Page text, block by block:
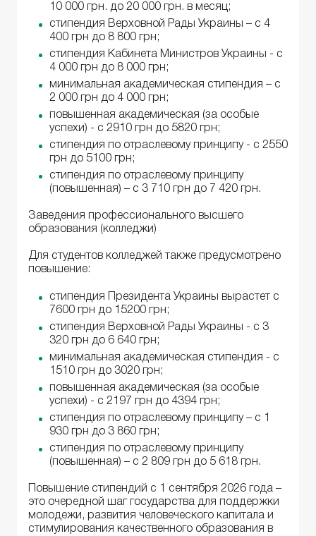
10 000 грн. до 20 000 грн. в месяц;
стипендия Верховной Рады Украины – с 4
400 грн до 8 800 грн;
стипендия Кабинета Министров Украины - с
4 000 грн до 8 000 грн;
минимальная академическая стипендия – с
2 000 грн до 4 000 грн;
повышенная академическая (за особые
успехи) - с 2910 грн до 5820 грн;
стипендия по отраслевому принципу - с 2550
грн до 5100 грн;
стипендия по отраслевому принципу
(повышенная) – с 3 710 грн до 7 420 грн.
Заведения профессионального высшего
образования (колледжи)
Для студентов колледжей также предусмотрено
повышение:
стипендия Президента Украины вырастет с
7600 грн до 15200 грн;
стипендия Верховной Рады Украины - с 3
320 грн до 6 640 грн;
минимальная академическая стипендия - с
1510 грн до 3020 грн;
повышенная академическая (за особые
успехи) - с 2197 грн до 4394 грн;
стипендия по отраслевому принципу – с 1
930 грн до 3 860 грн;
стипендия по отраслевому принципу
(повышенная) – с 2 809 грн до 5 618 грн.
Повышение стипендий с 1 сентября 2026 года –
это очередной шаг государства для поддержки
молодежи, развития человеческого капитала и
стимулирования качественного образования в